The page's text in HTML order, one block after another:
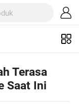
Terasa
Saat Ini